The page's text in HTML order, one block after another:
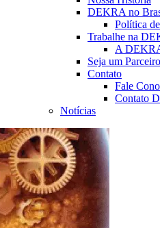
DEKRA no
Política
Trabalhe na
A
Seja um
Contato
Fale
Contato
Notícias